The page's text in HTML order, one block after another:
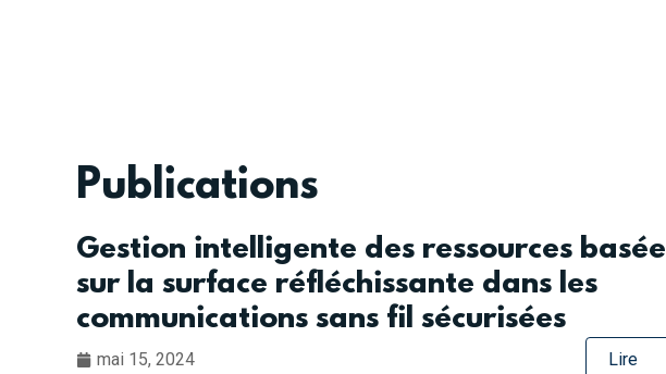
Publications
Gestion intelligente des ressources basée
sur la surface réfléchissante dans les
communications sans fil sécurisées
mai 15, 2024 Lire